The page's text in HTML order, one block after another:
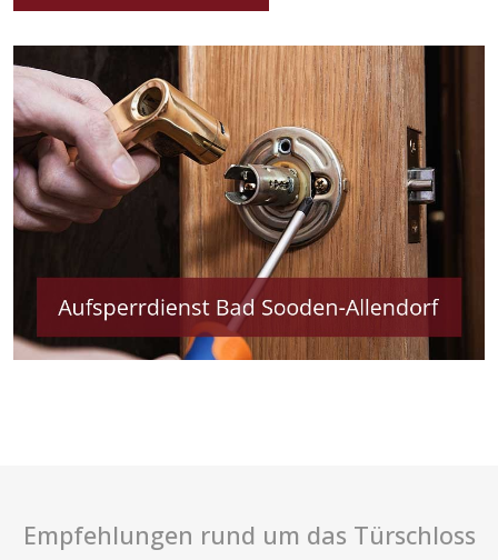
Empfehlungen rund um das Türschloss